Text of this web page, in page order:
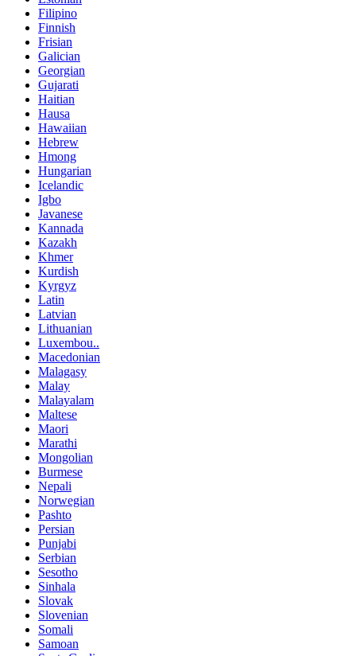
Filipino
Finnish
Frisian
Galician
Georgian
Gujarati
Haitian
Hausa
Hawaiian
Hebrew
Hmong
Hungarian
Icelandic
Igbo
Javanese
Kannada
Kazakh
Khmer
Kurdish
Kyrgyz
Latin
Latvian
Lithuanian
Luxembou..
Macedonian
Malagasy
Malay
Malayalam
Maltese
Maori
Marathi
Mongolian
Burmese
Nepali
Norwegian
Pashto
Persian
Punjabi
Serbian
Sesotho
Sinhala
Slovak
Slovenian
Somali
Samoan